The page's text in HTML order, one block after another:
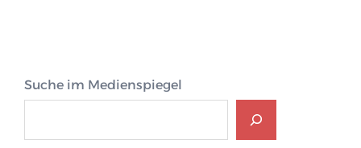
Suche im Medienspiegel